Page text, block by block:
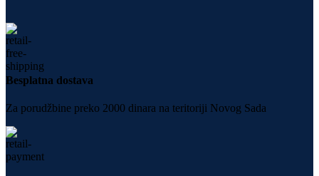
Besplatna dostava
Za porudžbine preko 2000 dinara na teritoriji Novog Sada